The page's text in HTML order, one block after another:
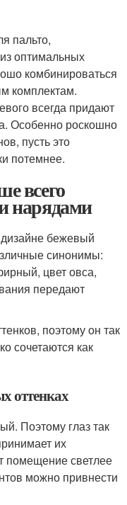
пальто,
оптимальных
комбинироваться
комплектам.
всегда придают
Особенно роскошно
пусть это
потемнее.
всего
нарядами
бежевый
синонимы:
цвет овса,
передают
поэтому он так
сочетаются как
оттенках
Поэтому глаз так
их
помещение светлее
можно привнести